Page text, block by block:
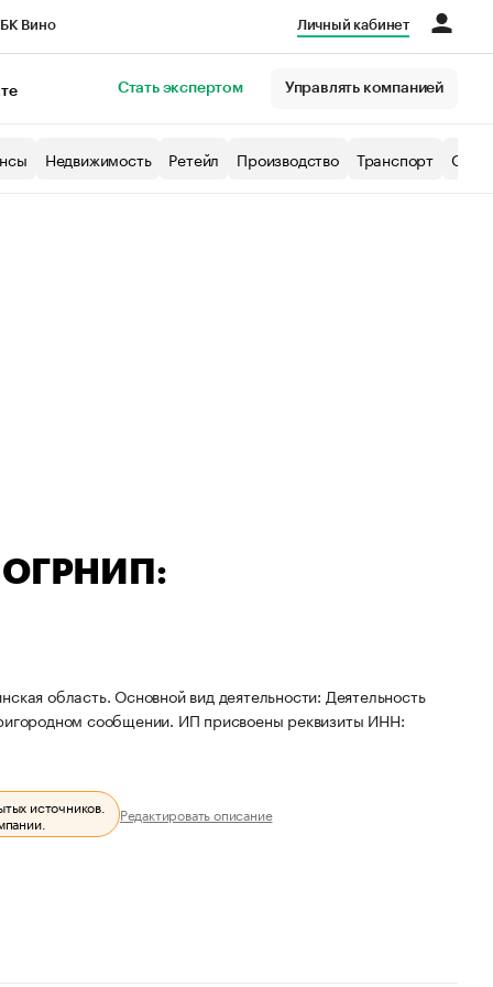
Вино Личный кабинет
Стать экспертом Управлять компанией
Недвижимость Ретейл Производство Транспорт
ОГРНИП:
область. Основной вид деятельности: Деятельность
сообщении. ИП присвоены реквизиты ИНН:
источников.
Редактировать описание